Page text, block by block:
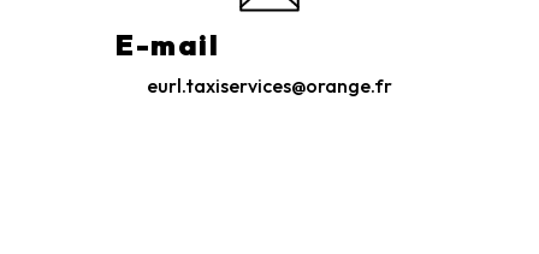
E-mail
eurl.taxiservices@orange.fr